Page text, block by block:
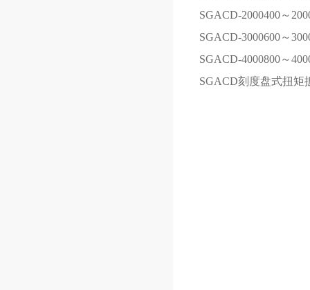
SGACD-2000400～
SGACD-3000600～
SGACD-4000800～
SGACD刻度盘式扭矩